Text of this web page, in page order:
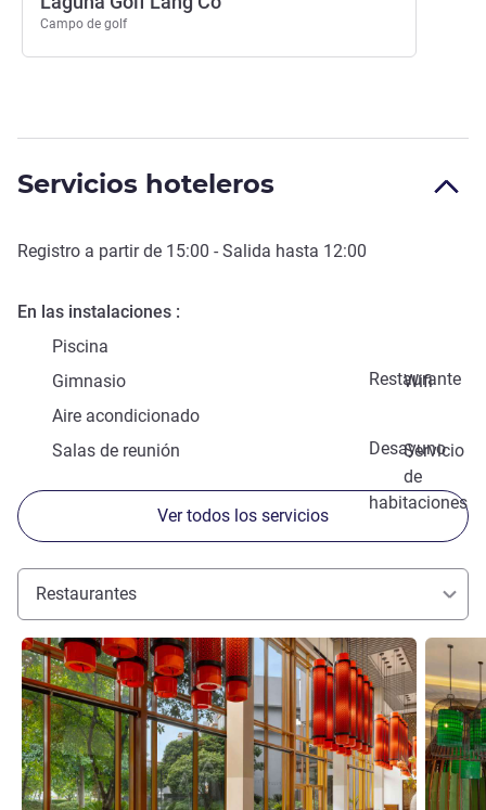
Campo de golf
Servicios hoteleros
Registro a partir de 15:00 - Salida hasta 12:00
En las instalaciones
Piscina
Restaurante
Gimnasio
Wifi
Aire acondicionado
Desayuno
Salas de reunión
Servicio
de
habitaciones
Ver todos los servicios
Restaurantes
Más información Más